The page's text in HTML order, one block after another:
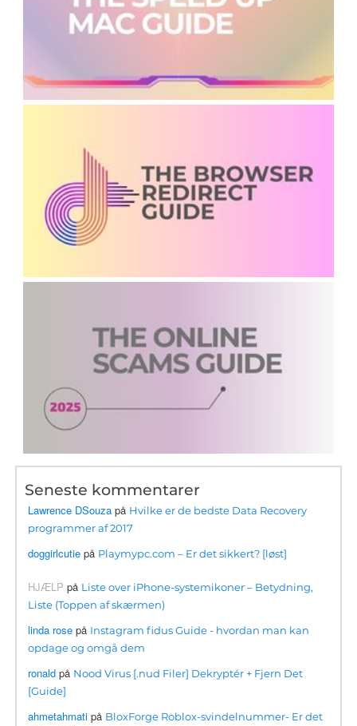
Seneste kommentarer
Lawrence DSouza på Hvilke er de bedste Data Recovery
programmer af 2017
doggirlcutie på Playmypc.com – Er det sikkert? [løst]
HJÆLP på Liste over iPhone-systemikoner – Betydning,
Liste (Toppen af ​​skærmen)
linda rose på Instagram fidus Guide - hvordan man kan
opdage og omgå dem
ronald på Nood Virus [.nud Filer] Dekryptér + Fjern Det
[Guide]
ahmetahmati på BloxForge Roblox-svindelnummer- Er det